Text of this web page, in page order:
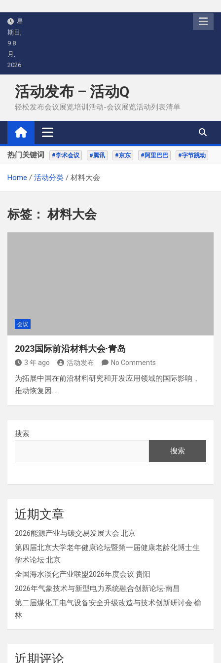
Skip
content
星
期日,
9 8
月,
2026
活动发布 – 活动Q
轻松发布会议展览培训活动-会议展览活动列表清单
热门关键词 #学术会议 #腾讯 #京东 #阿里巴巴 #字节跳动
Home 活动分类 材料大会
标签：材料大会
会议
2023国际前沿材料大会·青岛
3 年 ago 活动发布 No Comments
为拓展中国在前沿材料研究和开发应用领域的国际影响，
推动恢复因…
搜索
搜索
近期文章
2026能源产业与碳交易发展大会·北京
第四届北京大学老年健康论坛暨第一届健康老龄化博士生
学术论坛·北京
全国海水淡化产业联盟2026年度会议·贵阳
2026年气象技术与新型电力系统融合创新论坛·南昌
第二届煤化工电气设备安全升级改造与技术创新研讨会·榆
林
近期评论